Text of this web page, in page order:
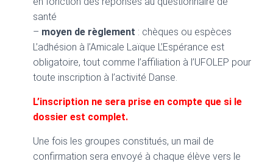
santé
– moyen de règlement : chèques ou espèces
L’adhésion à l’Amicale Laïque L’Espérance est
obligatoire, tout comme l’affiliation à l’UFOLEP pour
toute inscription à l’activité Danse.
L’inscription ne sera prise en compte que si le
dossier est complet.
Une fois les groupes constitués, un mail de
confirmation sera envoyé à chaque élève vers le